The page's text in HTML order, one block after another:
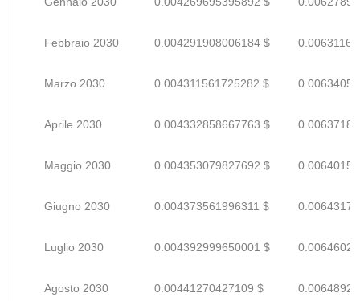
Febbraio 2030 0.004291908006184 $
Marzo 2030 0.004311561725282 $
Aprile 2030 0.004332858667763 $
Maggio 2030 0.004353079827692 $
Giugno 2030 0.004373561996311 $
Luglio 2030 0.004392999650001 $
Agosto 2030 0.00441270427109 $